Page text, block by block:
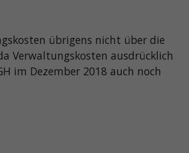
übrigens nicht über die
Verwaltungskosten ausdrücklich
im Dezember 2018 auch noch